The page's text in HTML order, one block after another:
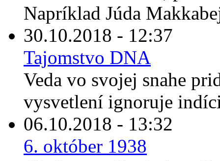
Napríklad Júda
30.10.2018 - 12:37
Tajomstvo DNA
Veda vo svojej snahe
vysvetlení ignoruje
06.10.2018 - 13:32
6. október 1938